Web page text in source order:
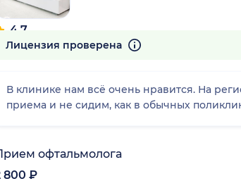
4.7
765 отзывов
Лицензия проверена
В клинике нам всё очень нравится. На
приема и не сидим, как в обычных
офтальмолога
800 ₽